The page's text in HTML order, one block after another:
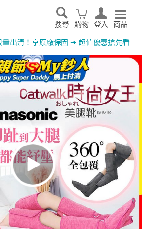
搜尋 購物 登入 商品
量出清！享原廠保固 ➔ 超值優惠搶先看